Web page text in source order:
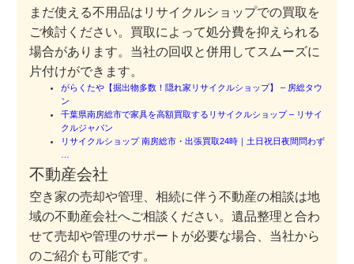
まだ使える不用品はリサイクルショップでの買取を
ご検討ください。買取によって処分費を抑えられる
場合があります。当社の回収と併用してスムーズに
片付けができます。
がらくたや【掘出物多数！隠れ家リサイクルショップ】 – 房総タウ
ン
千葉県南房総市で家具を高額買取するリサイクルショップ – リサイ
クルジャパン
リサイクルショップ 南房総市・出張買取24時｜土日祝日夜間問わず
不動産会社
空き家の売却や管理、相続に伴う不動産の相談は地
域の不動産会社へご相談ください。遺品整理と合わ
せて売却や管理のサポートが必要な場合、当社から
のご紹介も可能です。